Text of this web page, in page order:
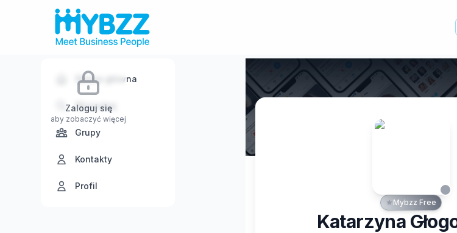
Zaloguj się
aby zobaczyć więcej
Strona główna
Wyszukaj
Grupy
Kontakty
Profil
Mybzz Free
Katarzyna